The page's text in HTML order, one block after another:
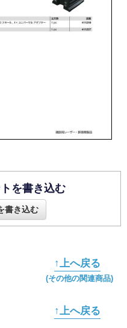
を書き込む
書き込む
↑上へ戻る
(その他の関連商品)
↑上へ戻る